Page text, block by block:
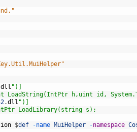
dll ")]
h,uint id,
.dll ")]
s);
$def -name MuiHelper -namespace